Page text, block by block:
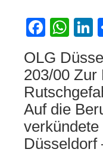
OLG
203/00 Zur
Auf die